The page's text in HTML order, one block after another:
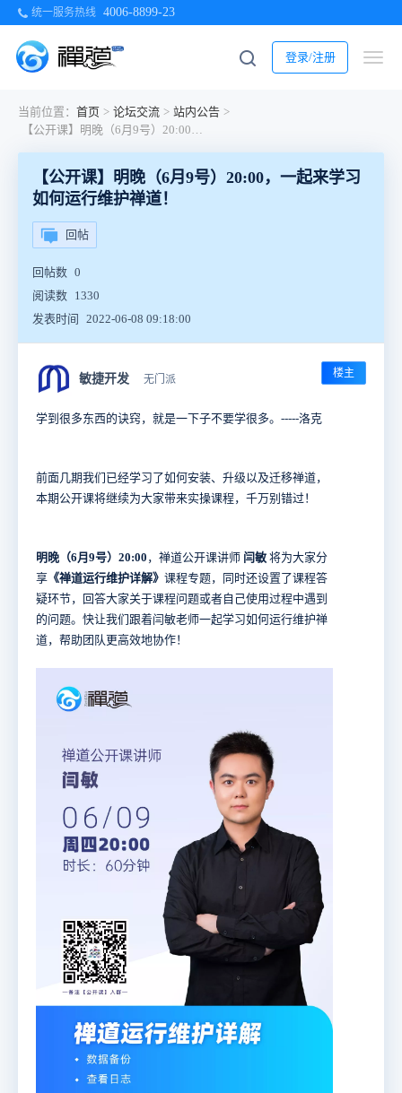
统一服务热线 4006-8899-23
登录/注册
当前位置： 首页 > 论坛交流 > 站内公告 >
【公开课】明晚（6月9号）20:00，一起来学习如何运行维护禅道！
【公开课】明晚（6月9号）20:00，一起来学习
如何运行维护禅道！
回帖
回帖数 0
阅读数 1330
发表时间
2022-06-08 09:18:00
敏捷开发 无门派 楼主
学到很多东西的诀窍，就是一下子不要学很多。-----洛克
前面几期我们已经学习了如何安装、升级以及迁移禅道，
本期公开课将继续为大家带来实操课程，千万别错过！
明晚（6月9号）20:00 ，禅道公开课讲师 闫敏 将为大家分
享 《禅道运行维护详解》 课程专题，同时还设置了课程答
疑环节，回答大家关于课程问题或者自己使用过程中遇到
的问题。快让我们跟着闫敏老师一起学习如何运行维护禅
道，帮助团队更高效地协作！